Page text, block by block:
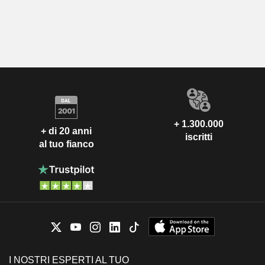
+ di 20 anni
al tuo fianco
+ 1.300.000
iscritti
I NOSTRI ESPERTI AL TUO